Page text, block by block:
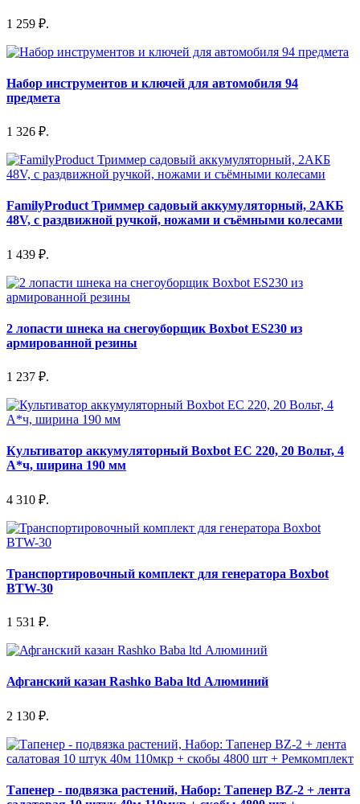
1 259 ₽.
Набор инструментов и ключей для автомобиля 94
предмета
1 326 ₽.
FamilyProduct Триммер садовый аккумуляторный, 2АКБ
48V, с раздвижной ручкой, ножами и съёмными колесами
1 439 ₽.
2 лопасти шнека на снегоуборщик Boxbot ES230 из
армированной резины
1 237 ₽.
Культиватор аккумуляторный Boxbot EC 220, 20 Вольт, 4
А*ч, ширина 190 мм
4 310 ₽.
Транспортировочный комплект для генератора Boxbot
BTW-30
1 531 ₽.
Афганский казан Rashko Baba ltd Алюминий
2 130 ₽.
Тапенер - подвязка растений, Набор: Тапенер BZ-2 + лента